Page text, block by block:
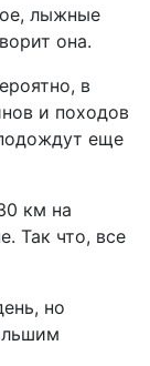
лыжные
она.
в
и походов
еще
км на
Так что, все
но